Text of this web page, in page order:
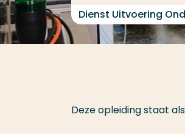
Dienst Uitvoering
Deze opleiding staat